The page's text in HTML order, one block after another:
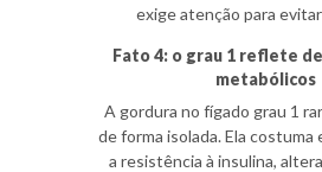
exige atenção para
Fato 4: o grau 1 reflete
metabólicos
A gordura no fígado grau 1
de forma isolada. Ela costuma
a resistência à insulina,